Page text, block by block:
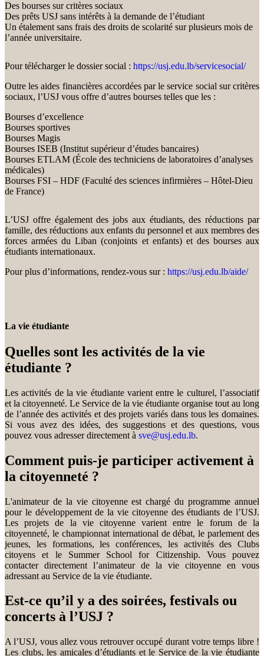
Des bourses sur critères sociaux
Des prêts USJ sans intérêts à la demande de l’étudiant
Un étalement sans frais des droits de scolarité sur plusieurs mois de
l’année universitaire.
Pour télécharger le dossier social : https://usj.edu.lb/servicesocial/
Outre les aides financières accordées par le service social sur critères
sociaux, l’USJ vous offre d’autres bourses telles que les :
Bourses d’excellence
Bourses sportives
Bourses Magis
Bourses ISEB (Institut supérieur d’études bancaires)
Bourses ETLAM (École des techniciens de laboratoires d’analyses
médicales)
Bourses FSI – HDF (Faculté des sciences infirmières – Hôtel-Dieu
de France)
L’USJ offre également des jobs aux étudiants, des réductions par
famille, des réductions aux enfants du personnel et aux membres des
forces armées du Liban (conjoints et enfants) et des bourses aux
étudiants internationaux.
Pour plus d’informations, rendez-vous sur : https://usj.edu.lb/aide/
La vie étudiante
Quelles sont les activités de la vie
étudiante ?
Les activités de la vie étudiante varient entre le culturel, l’associatif
et la citoyenneté. Le Service de la vie étudiante organise tout au long
de l’année des activités et des projets variés dans tous les domaines.
Si vous avez des idées, des suggestions et des questions, vous
pouvez vous adresser directement à sve@usj.edu.lb.
Comment puis-je participer activement à
la citoyenneté ?
L'animateur de la vie citoyenne est chargé du programme annuel
pour le développement de la vie citoyenne des étudiants de l’USJ.
Les projets de la vie citoyenne varient entre le forum de la
citoyenneté, le championnat international de débat, le parlement des
jeunes, les formations, les conférences, les activités des Clubs
citoyens et le Summer School for Citizenship. Vous pouvez
contacter directement l’animateur de la vie citoyenne en vous
adressant au Service de la vie étudiante.
Est-ce qu’il y a des soirées, festivals ou
concerts à l’USJ ?
A l’USJ, vous allez vous retrouver occupé durant votre temps libre !
Les clubs, les amicales d’étudiants et le Service de la vie étudiante